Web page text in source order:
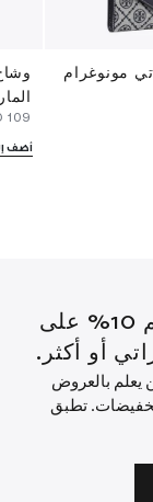
مونوغرام
أضف
لفترة محدودة: احصل على خصم 10% على
يعلم بالعروض
تطبق